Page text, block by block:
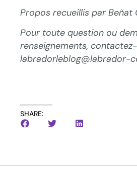
Propos recueillis par Beñat
Pour toute question ou
renseignements,
labradorleblog@labrador-
SHARE: